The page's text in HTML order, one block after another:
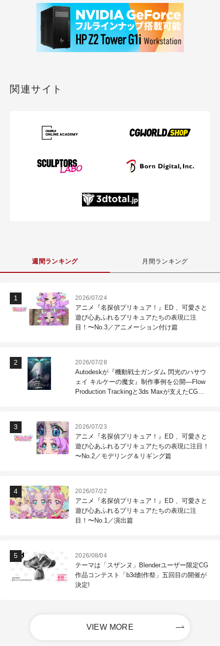
関連サイト
週間ランキング 月間ランキング
2026/07/24
アニメ『名探偵プリキュア！』ED 、可愛さと
遊び心あふれるプリキュアたちの表現に注
目！〜No.3／アニメーション付け篇
2026/07/28
Autodeskが『機動戦士ガンダム 閃光のハサウ
ェイ キルケーの魔女』制作事例を公開―Flow
Production Trackingと3ds Maxが支えたCG制
2026/07/23
アニメ『名探偵プリキュア！』ED 、可愛さと
遊び心あふれるプリキュアたちの表現に注目！
〜No.2／モデリング＆リギング篇
2026/07/22
アニメ『名探偵プリキュア！』ED 、可愛さと
遊び心あふれるプリキュアたちの表現に注
目！〜No.1／演出篇
2026/08/04
テーマは「スザンヌ」Blenderユーザー限定CG
作品コンテスト「b3d創作祭」五回目の開催が
決定!
VIEW MORE